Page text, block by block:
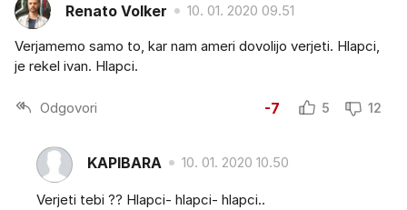
Renato Volker 10. 01. 2020 09.51
Verjamemo samo to, kar nam ameri dovolijo verjeti. Hlapci,
je rekel ivan. Hlapci.
Odgovori -7 5 12
KAPIBARA 10. 01. 2020 10.50
Verjeti tebi ?? Hlapci- hlapci- hlapci..